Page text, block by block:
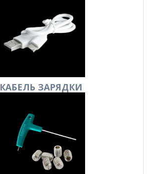
КАБЕЛЬ ЗАРЯДКИ